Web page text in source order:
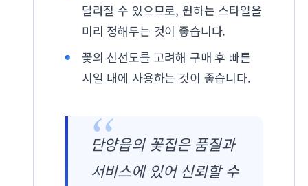
달라질 수 있으므로, 원하는 스타일을
미리 정해두는 것이 좋습니다.
꽃의 신선도를 고려해 구매 후 빠른
시일 내에 사용하는 것이 좋습니다.
단양읍의 꽃집은 품질과
서비스에 있어 신뢰할 수